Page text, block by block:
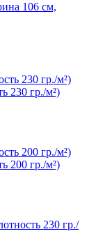
106 см,
230 гр./м²)
200 гр./м²)